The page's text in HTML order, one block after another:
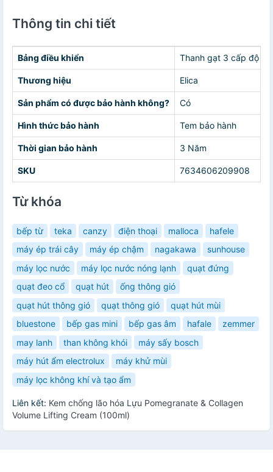
Thông tin chi tiết
Bảng điều khiển Thanh gạt 3 cấp độ
Thương hiệu Elica
Sản phẩm có được bảo hành không? Có
Hình thức bảo hành Tem bảo hành
Thời gian bảo hành 3 Năm
SKU 7634606209908
Từ khóa
bếp từ teka canzy điện thoại malloca
hafele
máy ép trái cây
máy ép chậm nagakawa
sunhouse
máy lọc nước
máy lọc nước nóng lạnh
quạt đứng
quạt đeo cổ
quạt hút
ống thông gió
quạt hút thông gió
quạt thông gió
quạt hút mùi
bluestone
bếp gas mini bếp gas âm hafale
zemmer
may lanh
than không khói
máy sấy bosch
máy hút ẩm electrolux
máy khử mùi
máy lọc không khí và tạo ẩm
Liên kết: Kem chống lão hóa Lựu Pomegranate & Collagen
Volume Lifting Cream (100ml)